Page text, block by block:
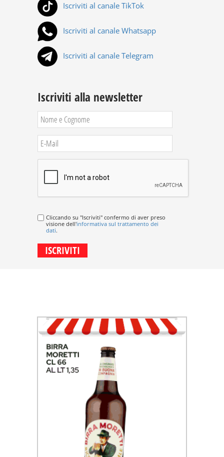
Iscriviti al canale TikTok
Iscriviti al canale Whatsapp
Iscriviti al canale Telegram
Iscriviti alla newsletter
Cliccando su "Iscriviti" confermo di aver preso
visione dell'informativa sul trattamento dei
dati.